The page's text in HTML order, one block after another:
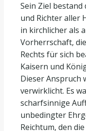
Sein Ziel
und Richter aller
in kirchlicher als
Vorherrschaft,
Rechts für sich
Kaisern und
Dieser Anspruch
verwirklicht. Es
scharfsinnige
unbedingter
Reichtum, den